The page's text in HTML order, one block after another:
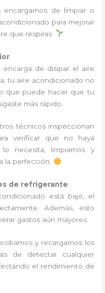
encargamos de limpiar o
para mejorar
que respiras.
de disipar el aire
tu aire acondicionado no
que puede hacer que tu
más rápido.
técnicos inspeccionan
verificar que no haya
necesita, limpiamos y
la perfección.
de refrigerante
está bajo, el
Además, esto
gastos aún mayores.
y recargamos los
de detectar cualquier
el rendimiento de